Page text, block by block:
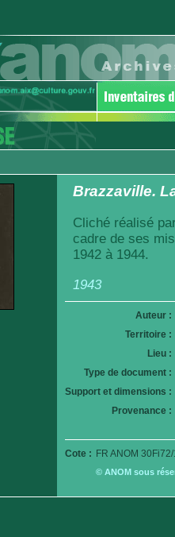
Brazzaville.
Cliché réalisé
cadre de ses
1942 à 1944.
1943
Auteur :
Territoire :
Lieu :
Type de document :
Support et dimensions :
Provenance :
Cote : FR ANOM
© ANOM sous